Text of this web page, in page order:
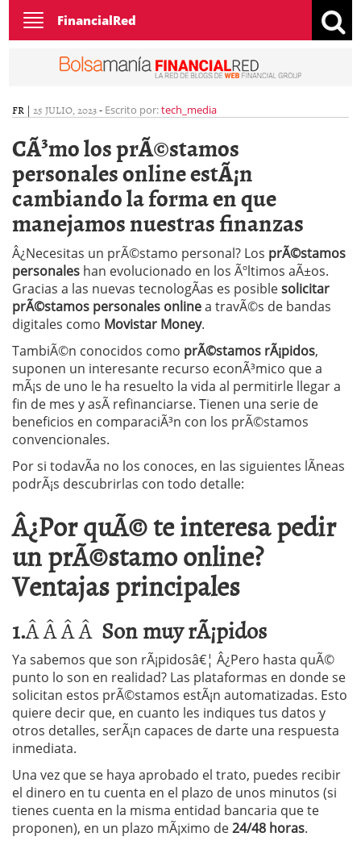
Toggle
navigation
FinancialRed
FR | 25 JULIO, 2023- Escrito por:tech_media
CÃ³mo los prÃ©stamos
personales online estÃ¡n
cambiando la forma en que
manejamos nuestras finanzas
Â¿Necesitas un prÃ©stamo personal? Los prÃ©stamos
personales han evolucionado en los Ãºltimos aÃ±os.
Gracias a las nuevas tecnologÃ­as es posiblesolicitar
prÃ©stamos personales onlinea travÃ©s de bandas
digitales como Movistar Money.
TambiÃ©n conocidos como prÃ©stamos rÃ¡pidos,
suponen un interesante recurso econÃ³mico que a
mÃ¡s de uno le ha resuelto la vida al permitirle llegar a
fin de mes y asÃ­ refinanciarse. Tienen una serie de
beneficios en comparaciÃ³n con los prÃ©stamos
convencionales.
Por si todavÃ­a no los conoces, en las siguientes lÃ­neas
podrÃ¡s descubrirlas con todo detalle:
Â¿Por quÃ© te interesa pedir
un prÃ©stamo online?
Ventajas principales
1.Â Â Â Â Son muy rÃ¡pidos
Ya sabemos que son rÃ¡pidosâ€¦ Â¿Pero hasta quÃ©
punto lo son en realidad? Las plataformas en donde se
solicitan estos prÃ©stamos estÃ¡n automatizadas. Esto
quiere decir que, en cuanto les indiques tus datos y
otros detalles, serÃ¡n capaces de darte una respuesta
inmediata.
Una vez que se haya aprobado el trato, puedes recibir
el dinero en tu cuenta en el plazo de unos minutos (si
tienes cuenta en la misma entidad bancaria que te
proponen), en un plazo mÃ¡ximo de24/48 horas.